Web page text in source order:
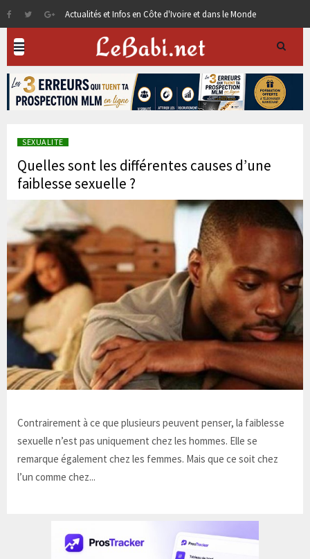
Actualités et Infos en Côte d'Ivoire et dans le Monde
SEXUALITE
Quelles sont les différentes causes d’une
faiblesse sexuelle ?
Contrairement à ce que plusieurs peuvent penser, la faiblesse
sexuelle n’est pas uniquement chez les hommes. Elle se
remarque également chez les femmes. Mais que ce soit chez
l’un comme chez...